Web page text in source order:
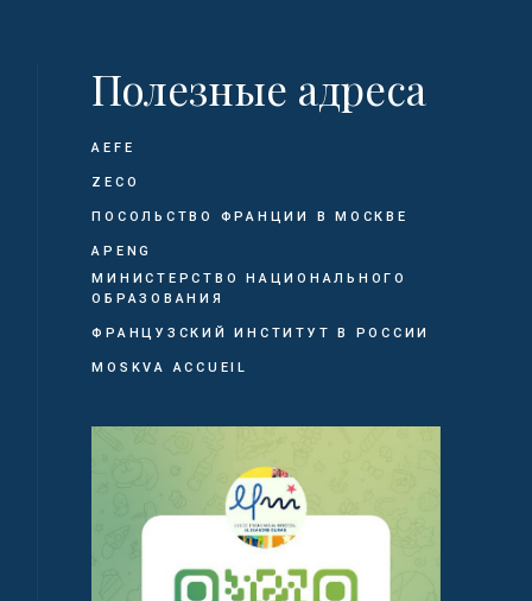
Полезные адреса
AEFE
ZECO
ПОСОЛЬСТВО ФРАНЦИИ В МОСКВЕ
APENG
МИНИСТЕРСТВО НАЦИОНАЛЬНОГО
ОБРАЗОВАНИЯ
ФРАНЦУЗСКИЙ ИНСТИТУТ В РОССИИ
MOSKVA ACCUEIL